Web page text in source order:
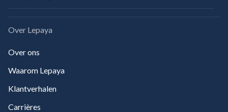
Over Lepaya
Over ons
Waarom Lepaya
Klantverhalen
Carrières